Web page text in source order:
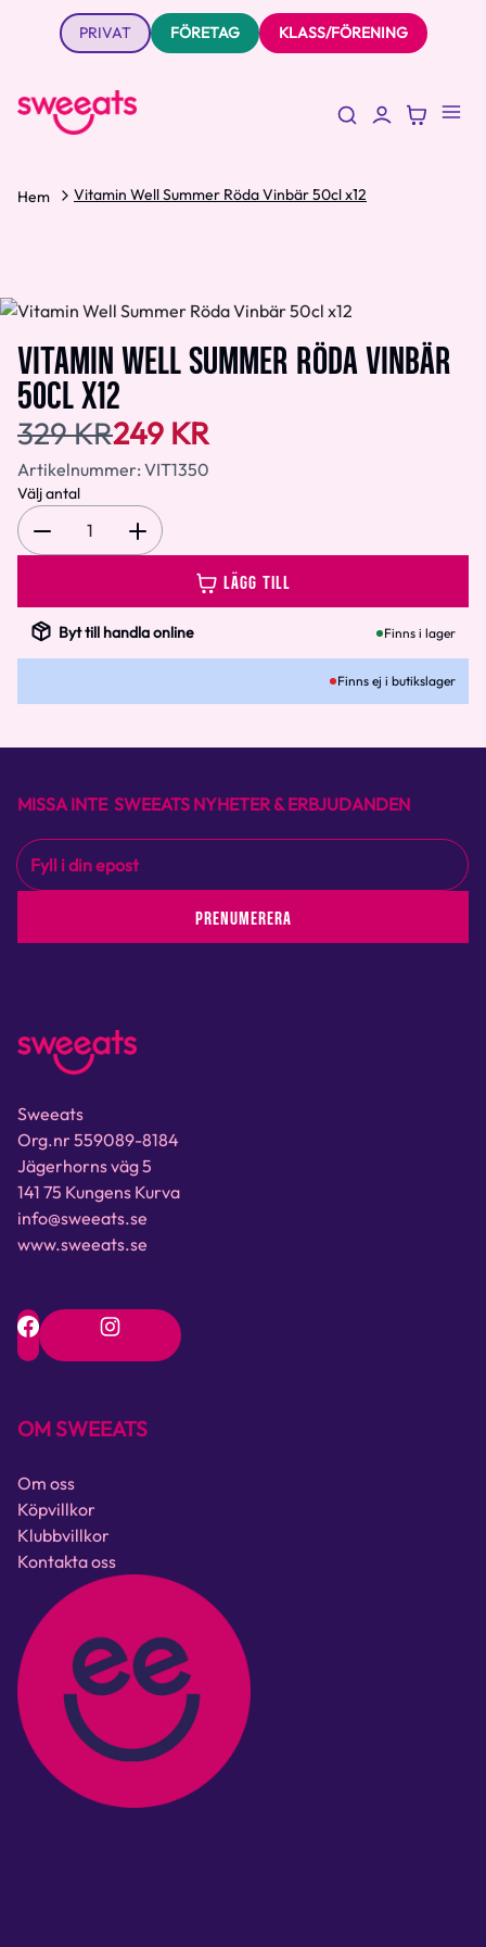
PRIVAT FÖRETAG KLASS/FÖRENING
Hem Vitamin Well Summer Röda Vinbär 50cl x12
VITAMIN WELL SUMMER RÖDA VINBÄR
50CL X12
329 KR249 KR
Artikelnummer: VIT1350
Välj antal
1
LÄGG TILL
Byt till handla online Finns i lager
Finns ej i butikslager
MISSA INTE SWEEATS NYHETER & ERBJUDANDEN
PRENUMERERA
Sweeats
Org.nr 559089-8184
Jägerhorns väg 5
141 75 Kungens Kurva
info@sweeats.se
www.sweeats.se
OM SWEEATS
Om oss
Köpvillkor
Klubbvillkor
Kontakta oss